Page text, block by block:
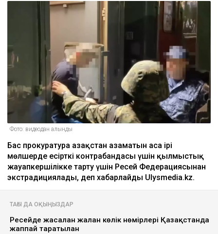
Фото: видеодан алынды
Бас прокуратура Қазақстан азаматын аса ірі
мөлшерде есірткі контрабандасы үшін қылмыстық
жауапкершілікке тарту үшін Ресей Федерациясынан
экстрадициялады, деп хабарлайды Ulysmedia.kz.
ТАҒЫ ДА ОҚЫҢЫЗДАР
Ресейде жасалған жалған көлік нөмірлері Қазақстанда
жаппай таратылған